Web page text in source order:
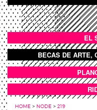
BOTÓN EL
BOTONBECAS DE ARTE,
ANEXOS
HOME > NODE > 219